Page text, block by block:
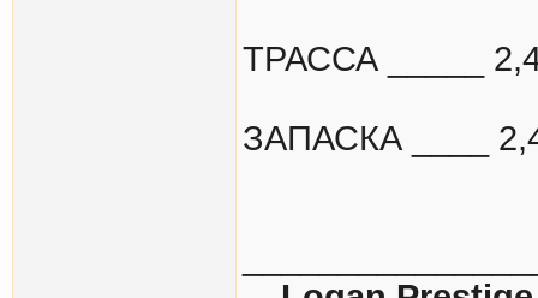
ТРАССА _____
ЗАПАСКА ____